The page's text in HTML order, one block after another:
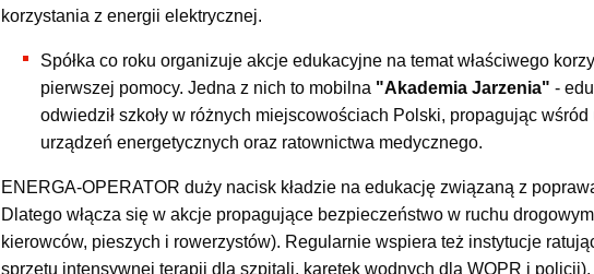
korzystania z energii elektrycznej.
Spółka co roku organizuje akcje edukacyjne na temat właściwego
pierwszej pomocy. Jedna z nich to mobilna "Akademia Jarzenia" -
odwiedził szkoły w różnych miejscowościach Polski, propagując
urządzeń energetycznych oraz ratownictwa medycznego.
ENERGA-OPERATOR duży nacisk kładzie na edukację związaną z
Dlatego włącza się w akcje propagujące bezpieczeństwo w ruchu
kierowców, pieszych i rowerzystów). Regularnie wspiera też instytucje
sprzętu intensywnej terapii dla szpitali, karetek wodnych dla WOPR i policji).